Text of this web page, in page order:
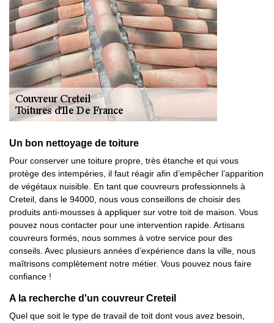
Un bon nettoyage de toiture
Pour conserver une toiture propre, très étanche et qui vous
protège des intempéries, il faut réagir afin d’empêcher l’apparition
de végétaux nuisible. En tant que couvreurs professionnels à
Creteil, dans le 94000, nous vous conseillons de choisir des
produits anti-mousses à appliquer sur votre toit de maison. Vous
pouvez nous contacter pour une intervention rapide. Artisans
couvreurs formés, nous sommes à votre service pour des
conseils. Avec plusieurs années d’expérience dans la ville, nous
maîtrisons complètement notre métier. Vous pouvez nous faire
confiance !
A la recherche d'un couvreur Creteil
Quel que soit le type de travail de toit dont vous avez besoin,